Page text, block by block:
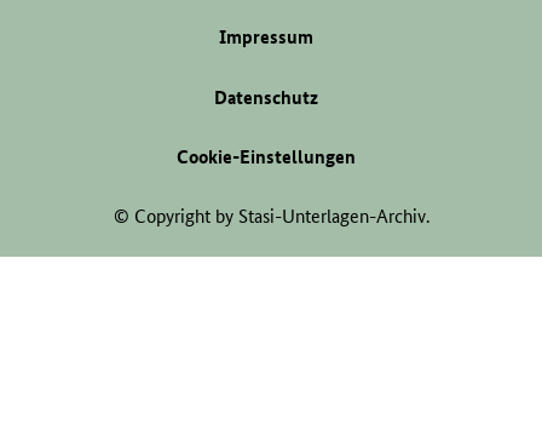
Impressum
Datenschutz
Cookie-Einstellungen
© Copyright by Stasi-Unterlagen-Archiv.